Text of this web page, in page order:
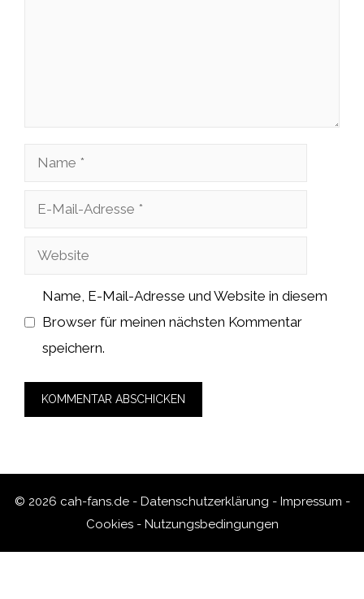
Name
Adresse
Website
Name, E-Mail-Adresse und Website in diesem
Browser für meinen nächsten Kommentar
speichern.
© 2026 cah-fans.de - Datenschutzerklärung - Impressum -
Cookies- Nutzungsbedingungen